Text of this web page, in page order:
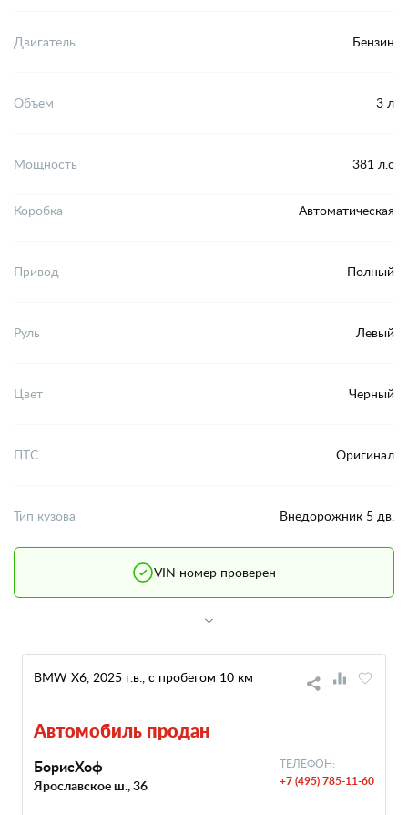
Двигатель Бензин
Объем 3 л
Мощность 381 л.с
Коробка Автоматическая
Привод Полный
Руль Левый
Цвет Черный
ПТС Оригинал
Тип кузова Внедорожник 5 дв.
VIN номер проверен
BMW X6, 2025 г.в., с пробегом 10 км
Автомобиль продан
БорисХоф
Ярославское ш., 36
ТЕЛЕФОН:
+7 (495) 785-11-60